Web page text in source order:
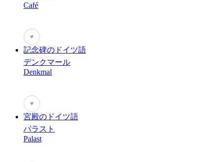
Café
♥
記念碑のドイツ語
デンクマール
Denkmal
♥
宮殿のドイツ語
パラスト
Palast